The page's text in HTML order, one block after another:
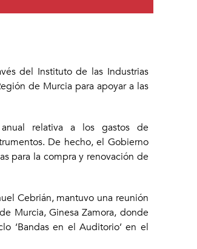
del Instituto de las Industrias
de Murcia para apoyar a las
relativa a los gastos de
De hecho, el Gobierno
para la compra y renovación de
Cebrián, mantuvo una reunión
Murcia, Ginesa Zamora, donde
‘Bandas en el Auditorio’ en el